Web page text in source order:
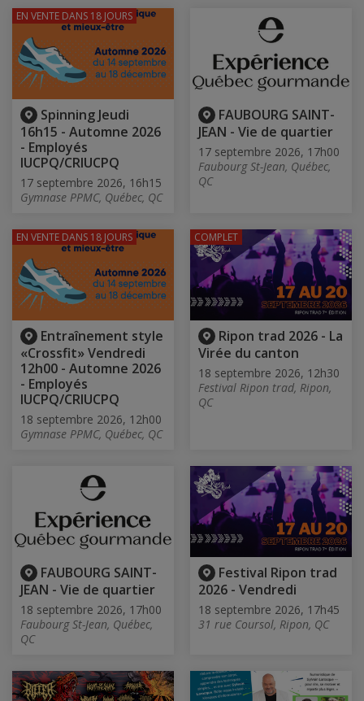
Spinning Jeudi
16h15 - Automne 2026
- Employés
IUCPQ/CRIUCPQ
17 septembre 2026, 16h15
Gymnase PPMC, Québec, QC
EN VENTE DANS 18 JOURS
FAUBOURG SAINT-
JEAN - Vie de quartier
17 septembre 2026, 17h00
Faubourg St-Jean, Québec,
QC
Entraînement style
«Crossfit» Vendredi
12h00 - Automne 2026
- Employés
IUCPQ/CRIUCPQ
18 septembre 2026, 12h00
Gymnase PPMC, Québec, QC
EN VENTE DANS 18 JOURS
Ripon trad 2026 - La
Virée du canton
18 septembre 2026, 12h30
Festival Ripon trad, Ripon,
QC
COMPLET
FAUBOURG SAINT-
JEAN - Vie de quartier
18 septembre 2026, 17h00
Faubourg St-Jean, Québec,
QC
Festival Ripon trad
2026 - Vendredi
18 septembre 2026, 17h45
31 rue Coursol, Ripon, QC